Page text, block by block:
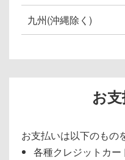
九州(沖縄除く)
お
お支払いは以下のもの
各種クレジットカー